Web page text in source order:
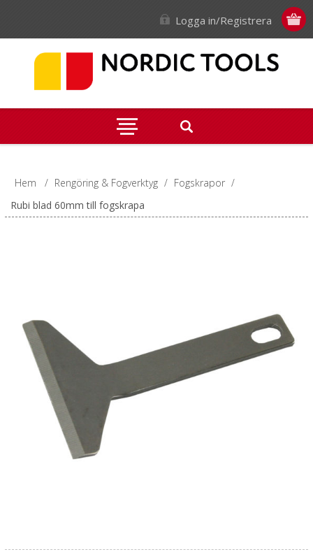
Logga in/Registrera
Hem / Rengöring & Fogverktyg / Fogskrapor /
Rubi blad 60mm till fogskrapa